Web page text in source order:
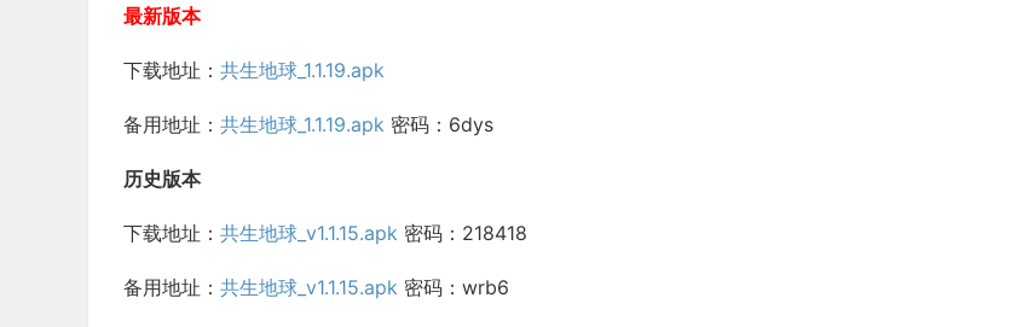
最新版本
下载地址： 共生地球_1.1.19.apk
备用地址： 共生地球_1.1.19.apk 密码：6dys
历史版本
下载地址： 共生地球_v1.1.15.apk 密码：218418
备用地址： 共生地球_v1.1.15.apk 密码：wrb6